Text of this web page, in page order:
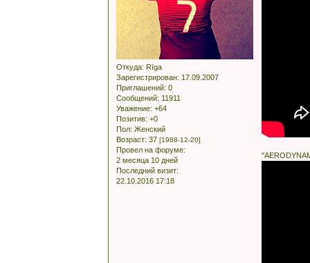
Откуда: Rīga
Зарегистрирован: 17.09.2007
Приглашений: 0
Сообщений: 11911
Уважение: +64
Позитив: +0
Пол: Женский
Возраст: 37 [1988-12-20]
Провел на форуме:
2 месяца 10 дней
Последний визит:
22.10.2016 17:18